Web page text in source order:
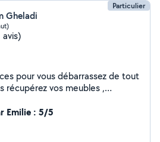
Particulier
Gheladi
avis)
pour vous débarrassez de tout
récupérez vos meubles ,
de vos déménagement Je
injecteur extracteur Je nettoie
Emilie : 5/5